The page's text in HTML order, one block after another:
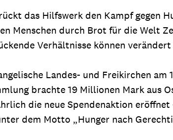
das Hilfswerk den Kampf gegen
Menschen durch Brot für die Welt
Verhältnisse können verändert
Landes- und Freikirchen am
brachte 19 Millionen Mark aus
die neue Spendenaktion
dem Motto „Hunger nach